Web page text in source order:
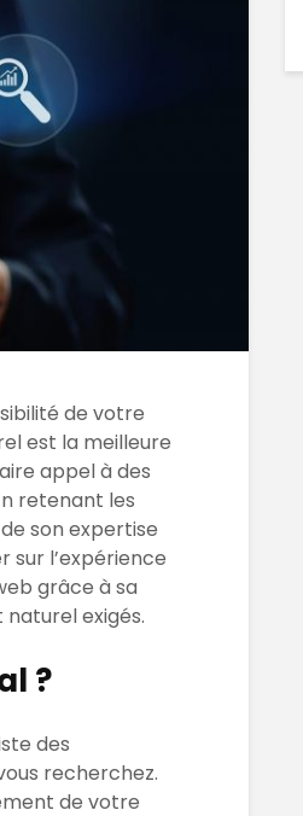
de votre
est la meilleure
appel à des
retenant les
son expertise
sur l’expérience
grâce à sa
exigés.
?
des
recherchez.
de votre